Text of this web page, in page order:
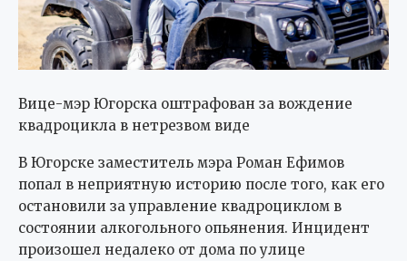
Вице-мэр Югорска оштрафован за вождение
квадроцикла в нетрезвом виде
В Югорске заместитель мэра Роман Ефимов
попал в неприятную историю после того, как его
остановили за управление квадроциклом в
состоянии алкогольного опьянения. Инцидент
произошел недалеко от дома по улице